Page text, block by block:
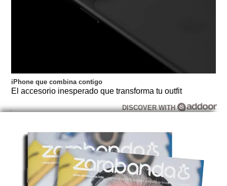
iPhone que combina contigo
El accesorio inesperado que transforma tu outfit
DISCOVER WITH